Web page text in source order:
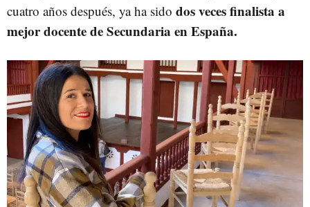
cuatro años después, ya ha sido dos veces finalista a
mejor docente de Secundaria en España.